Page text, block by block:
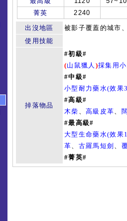
菁英
2240
出沒地區
被影子覆蓋的城市
使用技能
掉落物品
#初級#
(山鼠獵人 )採集用
#中級#
小型耐力藥水(效果
#高級#
木柴 、高級皮革、
#最高級#
大型生命藥水(效果
革、 古羅馬短劍 、
#菁英#